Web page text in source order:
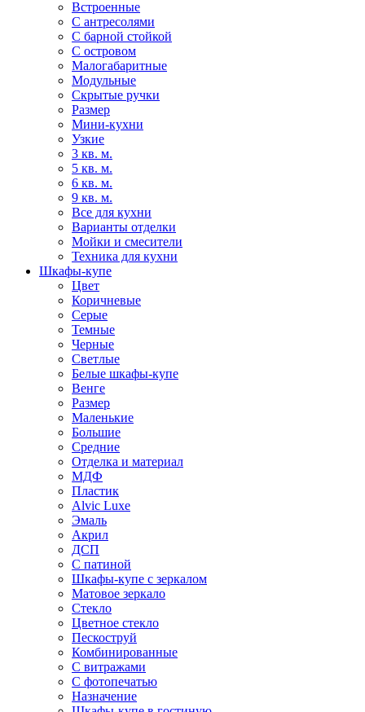
Встроенные
С антресолями
С барной стойкой
С островом
Малогабаритные
Модульные
Скрытые ручки
Размер
Мини-кухни
Узкие
3 кв. м.
5 кв. м.
6 кв. м.
9 кв. м.
Все для кухни
Варианты отделки
Мойки и смесители
Техника для кухни
Шкафы-купе
Цвет
Коричневые
Серые
Темные
Черные
Светлые
Белые шкафы-купе
Венге
Размер
Маленькие
Большие
Средние
Отделка и материал
МДФ
Пластик
Alvic Luxe
Эмаль
Акрил
ДСП
С патиной
Шкафы-купе с зеркалом
Матовое зеркало
Стекло
Цветное стекло
Пескоструй
Комбинированные
С витражами
С фотопечатью
Назначение